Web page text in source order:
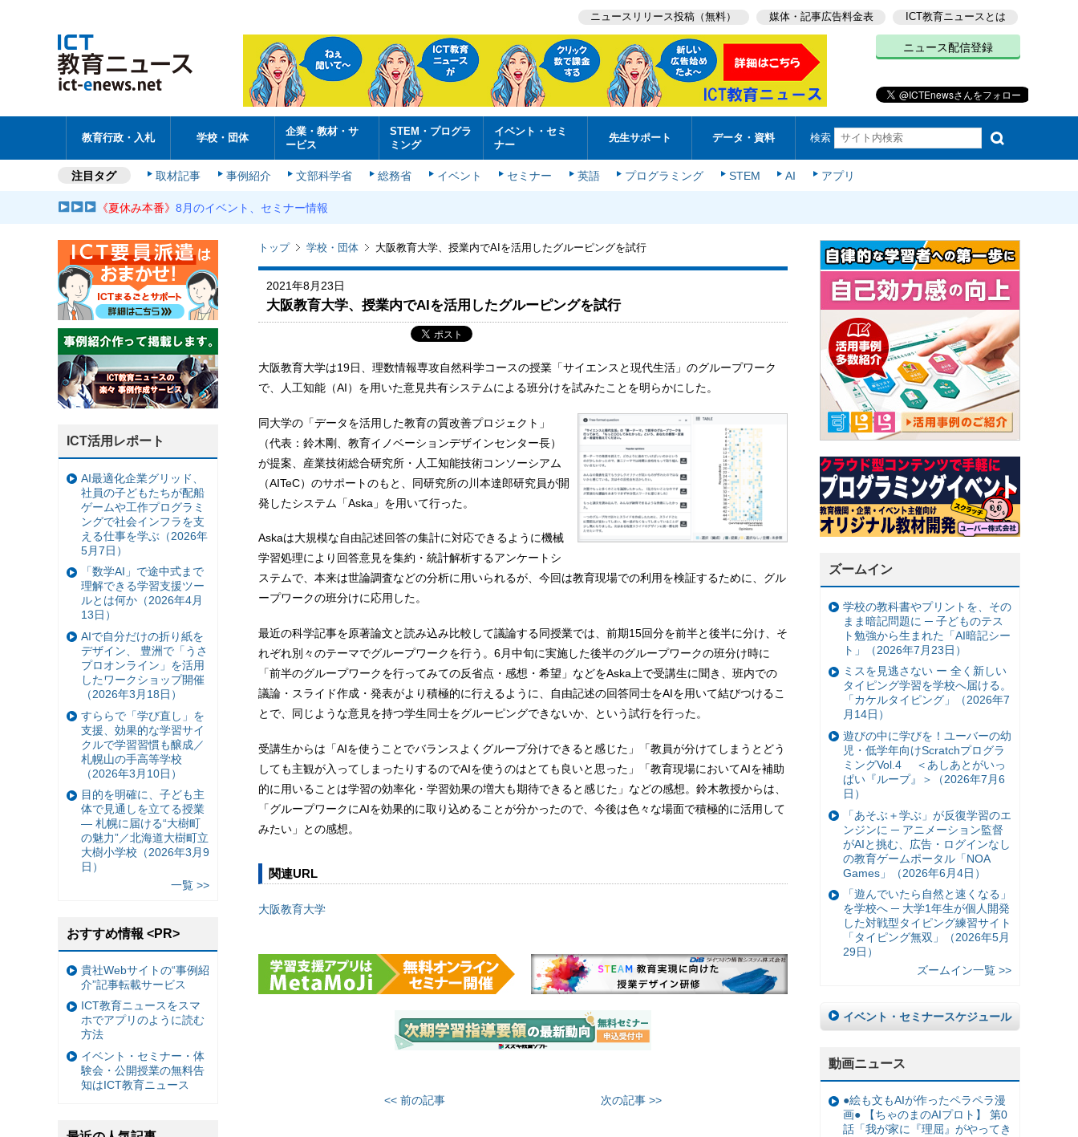
ニュースリリース投稿（無料） 媒体・記事広告料金表 ICT教育ニュースとは
ニュース配信登録
教育行政・入札 学校・団体
企業・教材・サ
ービス
STEM・プログラ
ミング
イベント・セミ
ナー
先生サポート データ・資料 検索
注目タグ 取材記事 事例紹介 文部科学省 総務省 イベント セミナー 英語 プログラミング STEM AI アプリ
《夏休み本番》8月のイベント、セミナー情報
トップ 学校・団体 大阪教育大学、授業内でAIを活用したグルーピングを試行
2021年8月23日
大阪教育大学、授業内でAIを活用したグルーピングを試行
大阪教育大学は19日、理数情報専攻自然科学コースの授業「サイエンスと現代生活」のグループワーク
で、人工知能（AI）を用いた意見共有システムによる班分けを試みたことを明らかにした。
同大学の「データを活用した教育の質改善プロジェクト」
（代表：鈴木剛、教育イノベーションデザインセンター長）
が提案、産業技術総合研究所・人工知能技術コンソーシアム
（AITeC）のサポートのもと、同研究所の川本達郎研究員が開
発したシステム「Aska」を用いて行った。
Askaは大規模な自由記述回答の集計に対応できるように機械
学習処理により回答意見を集約・統計解析するアンケートシ
ステムで、本来は世論調査などの分析に用いられるが、今回は教育現場での利用を検証するために、グル
ープワークの班分けに応用した。
最近の科学記事を原著論文と読み込み比較して議論する同授業では、前期15回分を前半と後半に分け、そ
れぞれ別々のテーマでグループワークを行う。6月中旬に実施した後半のグループワークの班分け時に
「前半のグループワークを行ってみての反省点・感想・希望」などをAska上で受講生に聞き、班内での
議論・スライド作成・発表がより積極的に行えるように、自由記述の回答同士をAIを用いて結びつけるこ
とで、同じような意見を持つ学生同士をグルーピングできないか、という試行を行った。
受講生からは「AIを使うことでバランスよくグループ分けできると感じた」「教員が分けてしまうとどう
しても主観が入ってしまったりするのでAIを使うのはとても良いと思った」「教育現場においてAIを補助
的に用いることは学習の効率化・学習効果の増大も期待できると感じた」などの感想。鈴木教授からは、
「グループワークにAIを効果的に取り込めることが分かったので、今後は色々な場面で積極的に活用して
みたい」との感想。
関連URL
大阪教育大学
<< 前の記事 次の記事 >>
ズームイン
学校の教科書やプリントを、その
まま暗記問題に ─ 子どものテス
ト勉強から生まれた「AI暗記シー
ト」（2026年7月23日）
ミスを見逃さない ー 全く新しい
タイピング学習を学校へ届ける。
「カケルタイピング」（2026年7
月14日）
遊びの中に学びを！ユーバーの幼
児・低学年向けScratchプログラ
ミングVol.4 ＜あしあとがいっ
ぱい『ループ』＞（2026年7月6
日）
「あそぶ＋学ぶ」が反復学習のエ
ンジンに ─ アニメーション監督
がAIと挑む、広告・ログインなし
の教育ゲームポータル「NOA
Games」（2026年6月4日）
「遊んでいたら自然と速くなる」
を学校へ ─ 大学1年生が個人開発
した対戦型タイピング練習サイト
「タイピング無双」（2026年5月
29日）
ズームイン一覧 >>
イベント・セミナースケジュール
動画ニュース
●絵も文もAIが作ったペラペラ漫
画● 【ちゃのまのAIプロト】 第0
話「我が家に『理屈』がやってき
ICT活用レポート
AI最適化企業グリッド、
社員の子どもたちが配船
ゲームや工作プログラミ
ングで社会インフラを支
える仕事を学ぶ（2026年
5月7日）
「数学AI」で途中式まで
理解できる学習支援ツー
ルとは何か（2026年4月
13日）
AIで自分だけの折り紙を
デザイン、 豊洲で「うさ
プロオンライン」を活用
したワークショップ開催
（2026年3月18日）
すららで「学び直し」を
支援、効果的な学習サイ
クルで学習習慣も醸成／
札幌山の手高等学校
（2026年3月10日）
目的を明確に、子ども主
体で見通しを立てる授業
— 札幌に届ける“大樹町
の魅力”／北海道大樹町立
大樹小学校（2026年3月9
日）
一覧 >>
おすすめ情報 <PR>
貴社Webサイトの“事例紹
介”記事転載サービス
ICT教育ニュースをスマ
ホでアプリのように読む
方法
イベント・セミナー・体
験会・公開授業の無料告
知はICT教育ニュース